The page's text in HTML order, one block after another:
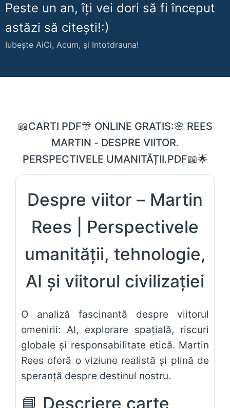
Peste un an, îți vei dori să fi început
astăzi să citești!:)
Iubește AiCi, Acum, și Intotdrauna!
📖CARTI PDF🎊 ONLINE GRATIS:🌸 REES
MARTIN - DESPRE VIITOR.
PERSPECTIVELE UMANITĂȚII.PDF📖🌟
Despre viitor – Martin
Rees | Perspectivele
umanității, tehnologie,
AI și viitorul civilizației
O analiză fascinantă despre viitorul
omenirii: AI, explorare spațială, riscuri
globale și responsabilitate etică. Martin
Rees oferă o viziune realistă și plină de
speranță despre destinul nostru.
📘 Descriere carte